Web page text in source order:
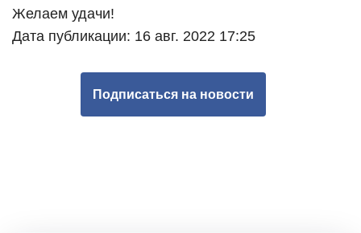
Желаем удачи!
Дата публикации: 16 авг. 2022 17:25
Подписаться на новости